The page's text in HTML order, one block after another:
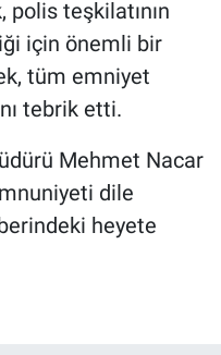
teşkilatının
için önemli bir
tüm emniyet
tebrik etti.
Mehmet Nacar
dile
heyete